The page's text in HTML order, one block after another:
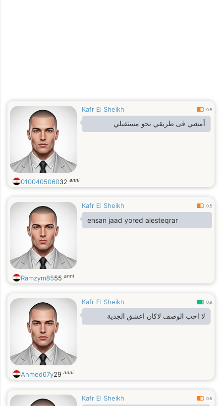
Kafr El Sheikh 0.5
أمشي فى طريقي نحو مستقبلي
010040506032 anni
Kafr El Sheikh 0.5
ensan jaad yored alesteqrar
Ramzym8555 anni
Kafr El Sheikh 0.8
لا احب الوصف لاكان اعشق الجدية
Ahmed67y29 anni
Kafr El Sheikh 0.5